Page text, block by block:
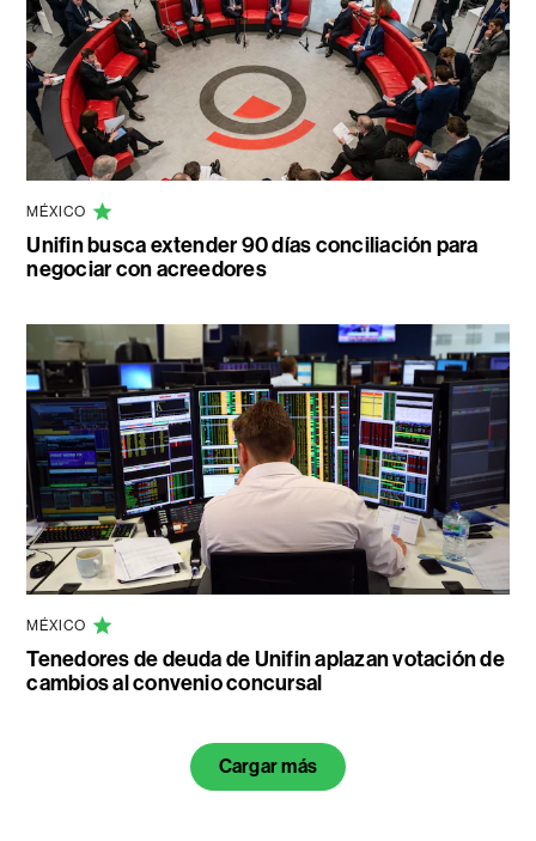
MÉXICO
Unifin busca extender 90 días conciliación para
negociar con acreedores
MÉXICO
Tenedores de deuda de Unifin aplazan votación de
cambios al convenio concursal
Cargar más